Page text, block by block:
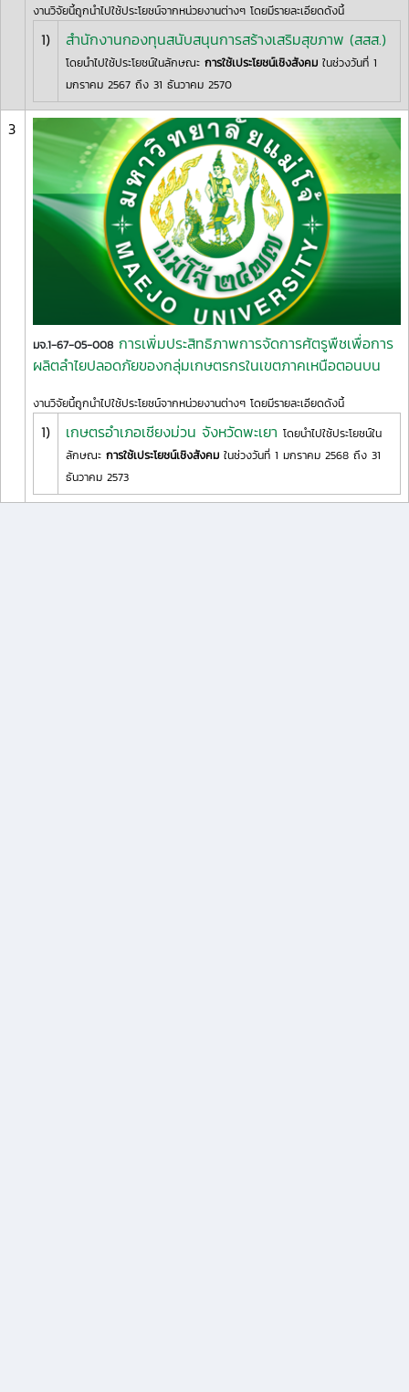
งานวิจัยนี้ถูกนำไปใช้ประโยชน์จากหน่วยงานต่างๆ โดยมีรายละเอียดดังนี้
1) สำนักงานกองทุนสนับสนุนการสร้างเสริมสุขภาพ (สสส.)
โดยนำไปใช้ประโยชน์ในลักษณะ การใช้เประโยชน์เชิงสังคม ในช่วงวันที่ 1
มกราคม 2567 ถึง 31 ธันวาคม 2570
3
มจ.1-67-05-008 การเพิ่มประสิทธิภาพการจัดการศัตรูพืชเพื่อการ
ผลิตลำไยปลอดภัยของกลุ่มเกษตรกรในเขตภาคเหนือตอนบน
งานวิจัยนี้ถูกนำไปใช้ประโยชน์จากหน่วยงานต่างๆ โดยมีรายละเอียดดังนี้
1) เกษตรอำเภอเชียงม่วน จังหวัดพะเยา โดยนำไปใช้ประโยชน์ใน
ลักษณะ การใช้เประโยชน์เชิงสังคม ในช่วงวันที่ 1 มกราคม 2568 ถึง 31
ธันวาคม 2573